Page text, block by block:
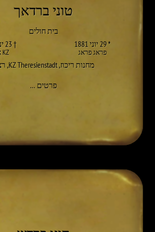
טוני ברדאך
בית חולים
* 29 יוני 1881
פראג פראג
† 23 ינואר 1943
KZ אושוויץ
מחנות ריכוז,
KZ Theresienstadt
,
פרטים …